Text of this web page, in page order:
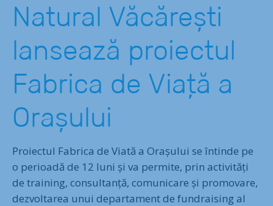
Natural Văcărești
lansează proiectul
Fabrica de Viață a
Orașului
Proiectul Fabrica de Viată a Orașului se întinde pe
o perioadă de 12 luni și va permite, prin activități
de training, consultanță, comunicare și promovare,
dezvoltarea unui departament de fundraising al